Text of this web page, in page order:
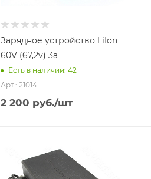
Зарядное устройство LiIon
60V (67,2v) 3a
Есть в наличии: 42
Арт.: 21014
2 200 руб./шт